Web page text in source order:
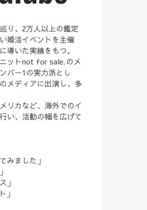
り、2万人以上の鑑定
婚活イベントを主催
導いた実績をもつ。
ットnot for sale.のメ
バー1の実力派とし
メディアに出演し、多
リカなど、海外でのイ
い、活動の幅を広げて
みました」
」
」